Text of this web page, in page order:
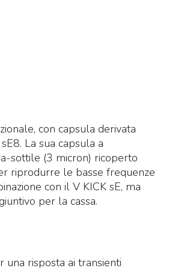
con capsula derivata
La sua capsula a
sottile (3 micron) ricoperto
riprodurre le basse frequenze
con il V KICK sE, ma
per la cassa.
risposta ai transienti
DL32
Klark
50m
25 bus (16 Aux, 6
matrix, LCR
stereo interni, n°8
e n°6 gruppi di mute.
€ 1.995 3.909,00